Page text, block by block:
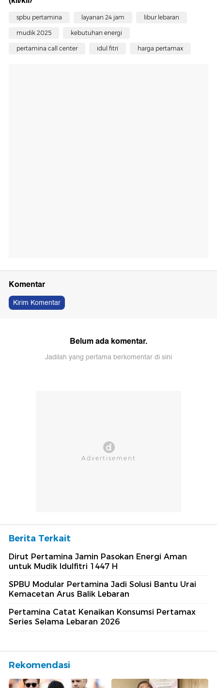
spbu pertamina layanan 24 jam libur lebaran
mudik 2025 kebutuhan energi
pertamina call center idul fitri harga pertamax
Komentar
Kirim Komentar
Belum ada komentar.
Jadilah yang pertama berkomentar di sini
Berita Terkait
Dirut Pertamina Jamin Pasokan Energi Aman
untuk Mudik Idulfitri 1447 H
SPBU Modular Pertamina Jadi Solusi Bantu Urai
Kemacetan Arus Balik Lebaran
Pertamina Catat Kenaikan Konsumsi Pertamax
Series Selama Lebaran 2026
Rekomendasi